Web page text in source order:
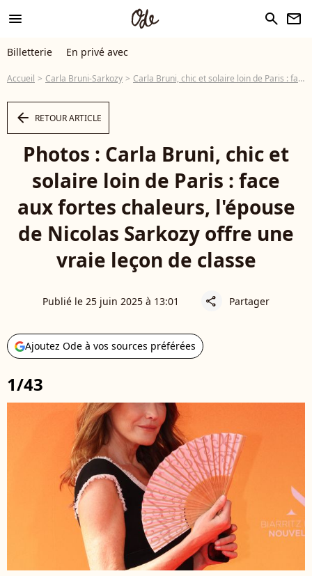
menu search newsletter
Billetterie En privé avec
Accueil Carla Bruni-Sarkozy Carla Bruni, chic et solaire loin de Paris : face aux fortes chaleurs, l'épouse de Nicolas Sarkozy offre une vraie leçon de classe
arrow_left RETOUR ARTICLE
Photos : Carla Bruni, chic et
solaire loin de Paris : face
aux fortes chaleurs, l'épouse
de Nicolas Sarkozy offre une
vraie leçon de classe
Publié le 25 juin 2025 à 13:01 share Partager
Ajoutez Ode à vos sources préférées
1/43